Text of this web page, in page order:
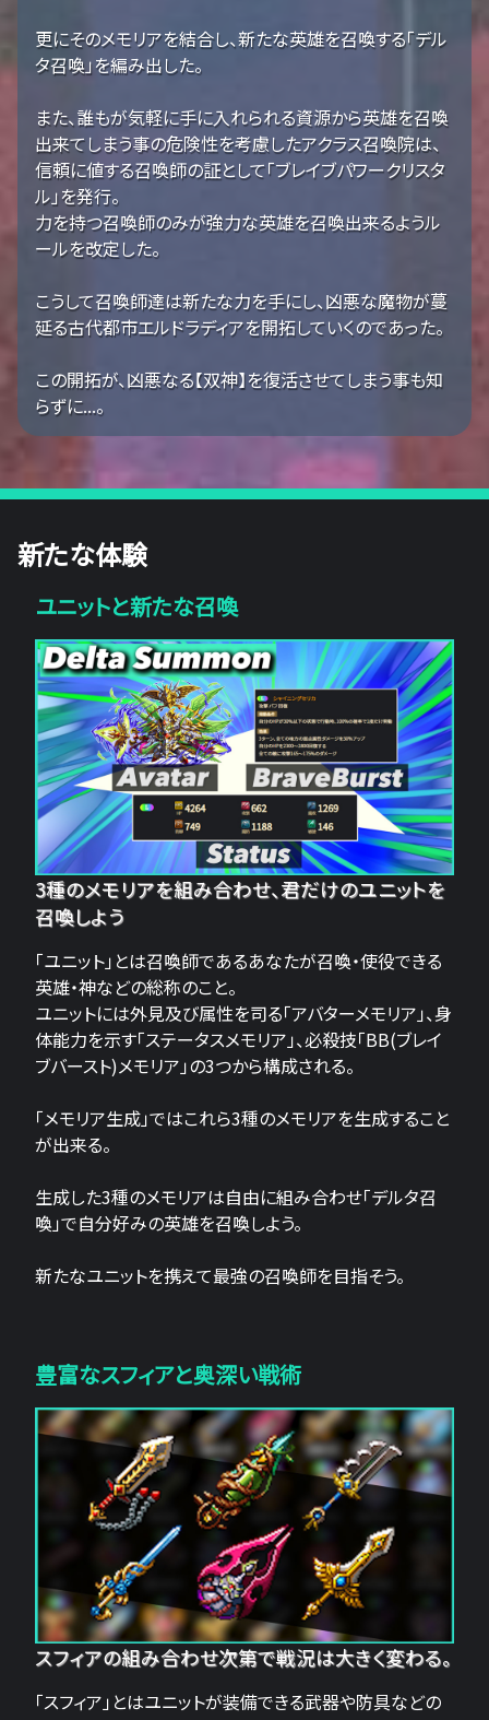
更にそのメモリアを結合し、新たな英雄を召喚する「デル
タ召喚」を編み出した。
また、誰もが気軽に手に入れられる資源から英雄を召喚
出来てしまう事の危険性を考慮したアクラス召喚院は、
信頼に値する召喚師の証として「ブレイブパワークリスタ
ル」を発行。
力を持つ召喚師のみが強力な英雄を召喚出来るようル
ールを改定した。
こうして召喚師達は新たな力を手にし、凶悪な魔物が蔓
延る古代都市エルドラディアを開拓していくのであった。
この開拓が、凶悪なる【双神】を復活させてしまう事も知
らずに...。
新たな体験
ユニットと新たな召喚
3種のメモリアを組み合わせ、君だけのユニットを
召喚しよう
「ユニット」とは召喚師であるあなたが召喚・使役できる
英雄・神などの総称のこと。
ユニットには外見及び属性を司る「アバターメモリア」、身
体能力を示す「ステータスメモリア」、必殺技「BB(ブレイ
ブバースト)メモリア」の3つから構成される。
「メモリア生成」ではこれら3種のメモリアを生成すること
が出来る。
生成した3種のメモリアは自由に組み合わせ「デルタ召
喚」で自分好みの英雄を召喚しよう。
新たなユニットを携えて最強の召喚師を目指そう。
豊富なスフィアと奥深い戦術
スフィアの組み合わせ次第で戦況は大きく変わる。
「スフィア」とはユニットが装備できる武器や防具などの